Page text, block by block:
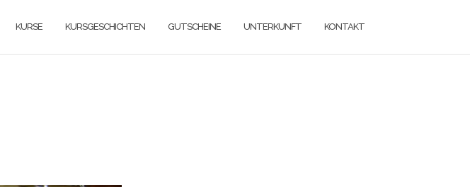
KURSE KURSGESCHICHTEN GUTSCHEINE UNTERKUNFT KONTAKT